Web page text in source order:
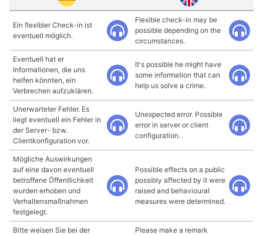
Ein flexibler Check-in ist
eventuell möglich.
Flexible check-in may be
possible depending on the
circumstances.
Eventuell hat er
Informationen, die uns
helfen könnten, ein
Verbrechen aufzuklären.
It's possible he might have
some information that can
help us solve a crime.
Unerwarteter Fehler. Es
liegt eventuell ein Fehler in
der Server- bzw.
Clientkonfiguration vor.
Unexpected error. Possible
error in server or client
configuration.
Mögliche Auswirkungen
auf eine davon eventuell
betroffene Öffentlichkeit
wurden erhoben und
Verhaltensmaßnahmen
festgelegt.
Possible effects on a public
possibly affected by it were
raised and behavioural
measures were determined.
Bitte weisen Sie bei der
Please make a remark